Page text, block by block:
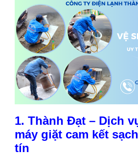
1. Thành Đạt – Dịch
máy giặt cam kết
tín